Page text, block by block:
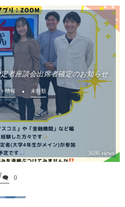
者座談会出席者確定のお知らせ
情報 未分類
3686 views
0